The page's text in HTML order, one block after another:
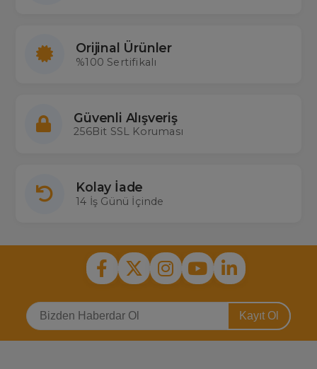
Orijinal Ürünler
%100 Sertifikalı
Güvenli Alışveriş
256Bit SSL Koruması
Kolay İade
14 İş Günü İçinde
Kayıt Ol